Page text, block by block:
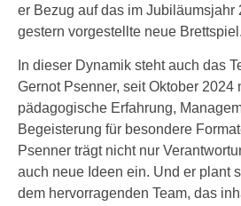
er Bezug auf das im Jubiläumsjahr
gestern vorgestellte neue Brettspiel.
In dieser Dynamik steht auch das
Gernot Psenner, seit Oktober 2024
pädagogische Erfahrung,
Begeisterung für besondere
Psenner trägt nicht nur
auch neue Ideen ein. Und er plant
dem hervorragenden Team, das